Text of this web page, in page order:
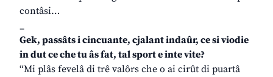
contâsi…
_
Gek, passâts i cincuante, cjalant indaûr, ce si viodie
in dut ce che tu âs fat, tal sport e inte vite?
“Mi plâs fevelâ di trê valôrs che o ai cirût di puartâ